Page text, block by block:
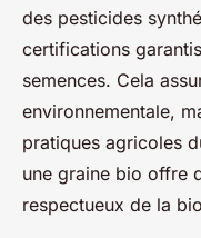
des pesticides
certifications
semences. Cela
environnementale,
pratiques agricoles
une graine bio offre
respectueux de la